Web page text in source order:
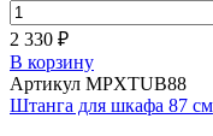
2 330 ₽
В корзину
Артикул MPXTUB88
Штанга для шкафа 87 см